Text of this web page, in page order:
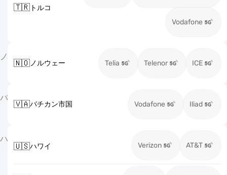
🇹🇷トルコ
Vodafone
ノ
🇳🇴ノルウェー Telia Telenor ICE
バ
🇻🇦バチカン市国 Vodafone Iliad
ハ
🇺🇸ハワイ Verizon AT&T